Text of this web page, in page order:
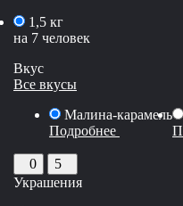
1,5 кг
на 7 человек
Вкус
Все вкусы
Малина-карамель
Подробнее
0
5
Украшения